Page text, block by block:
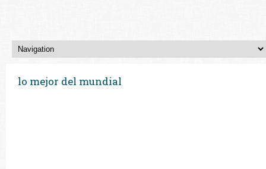
lo mejor del mundial